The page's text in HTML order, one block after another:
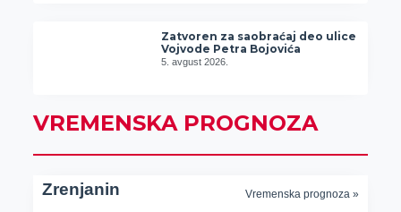
Zatvoren za saobraćaj deo ulice
Vojvode Petra Bojovića
5. avgust 2026.
VREMENSKA PROGNOZA